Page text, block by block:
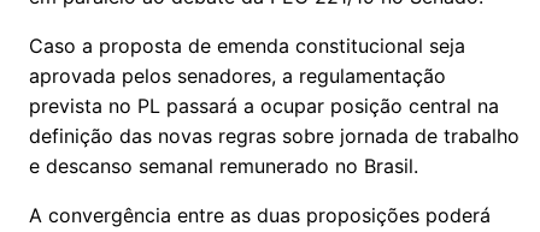
Caso a proposta de emenda constitucional seja
aprovada pelos senadores, a regulamentação
prevista no PL passará a ocupar posição central na
definição das novas regras sobre jornada de trabalho
e descanso semanal remunerado no Brasil.
A convergência entre as duas proposições poderá